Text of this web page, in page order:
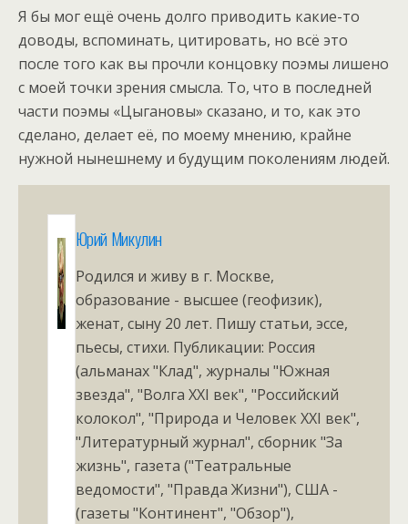
Я бы мог ещё очень долго приводить какие-то
доводы, вспоминать, цитировать, но всё это
после того как вы прочли концовку поэмы лишено
с моей точки зрения смысла. То, что в последней
части поэмы «Цыгановы» сказано, и то, как это
сделано, делает её, по моему мнению, крайне
нужной нынешнему и будущим поколениям людей.
Юрий Микулин
Родился и живу в г. Москве,
образование - высшее (геофизик),
женат, сыну 20 лет. Пишу статьи, эссе,
пьесы, стихи. Публикации: Россия
(альманах "Клад", журналы "Южная
звезда", "Волга XXI век", "Российский
колокол", "Природа и Человек XXI век",
"Литературный журнал", сборник "За
жизнь", газета ("Театральные
ведомости", "Правда Жизни"), США -
(газеты "Континент", "Обзор"),